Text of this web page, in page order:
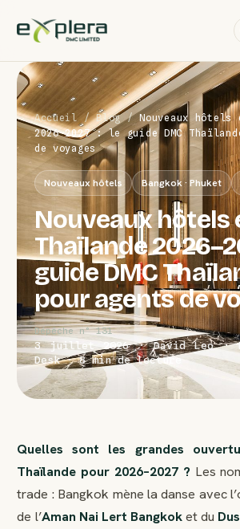
Accueil / Blog / Nouveaux hôtels
2026–2027 : le guide DMC
de voyages
Nouveaux hôtels Bangkok · Phuket
Nouveaux hôtels
Thaïlande
guide DMC
pour agents de
Dépêche n° 131
3 juillet 2026 · David Leo ·
Desk · 8 min de lecture
Quelles sont les grandes
Thaïlande pour 2026–2027 ? Les
trade : Bangkok mène la danse avec
de l’Aman Nai Lert Bangkoket du